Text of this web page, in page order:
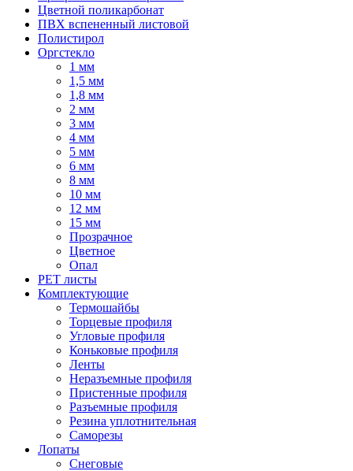
Цветной поликарбонат
ПВХ вспененный листовой
Полистирол
Оргстекло
1 мм
1,5 мм
1,8 мм
2 мм
3 мм
4 мм
5 мм
6 мм
8 мм
10 мм
12 мм
15 мм
Прозрачное
Цветное
Опал
PET листы
Комплектующие
Термошайбы
Торцевые профиля
Угловые профиля
Коньковые профиля
Ленты
Неразъемные профиля
Пристенные профиля
Разъемные профиля
Резина уплотнительная
Саморезы
Лопаты
Снеговые